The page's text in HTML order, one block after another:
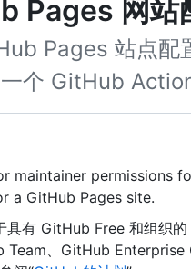
Pages 网站
Pages 站点配
个 GitHub
maintainer permissions
a GitHub Pages site.
具有 GitHub Free 和组织
Team、GitHub